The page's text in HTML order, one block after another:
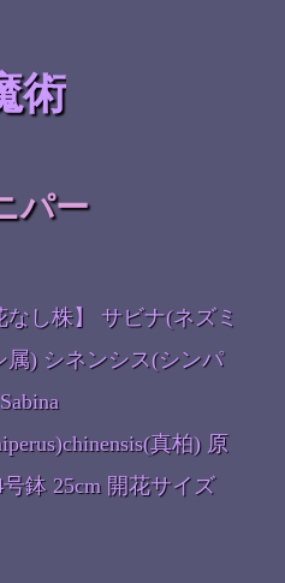
術
パー
なし株】 サビナ(ネズミ
属) シネンシス(シンパ
真柏) 原
鉢 25cm 開花サイズ